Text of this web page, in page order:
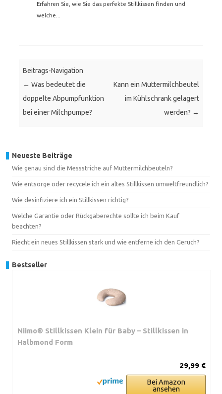
Erfahren Sie, wie Sie das perfekte Stillkissen finden und
welche...
Beitrags-Navigation
← Was bedeutet die
doppelte Abpumpfunktion
bei einer Milchpumpe?
Kann ein Muttermilchbeutel
im Kühlschrank gelagert
werden? →
Neueste Beiträge
Wie genau sind die Messstriche auf Muttermilchbeuteln?
Wie entsorge oder recycele ich ein altes Stillkissen umweltfreundlich?
Wie desinfiziere ich ein Stillkissen richtig?
Welche Garantie oder Rückgaberechte sollte ich beim Kauf
beachten?
Riecht ein neues Stillkissen stark und wie entferne ich den Geruch?
Bestseller
Niimo® Stillkissen Klein für Baby – Stillkissen in
Halbmond Form
29,99 €
Bei Amazon
ansehen